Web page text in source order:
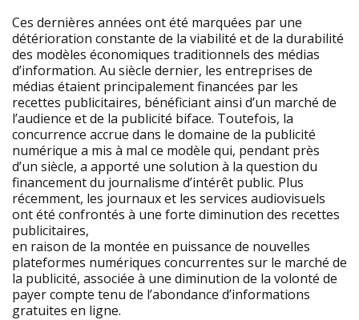
Ces dernières années ont été marquées par une
détérioration constante de la viabilité et de la durabilité
des modèles économiques traditionnels des médias
d’information. Au siècle dernier, les entreprises de
médias étaient principalement financées par les
recettes publicitaires, bénéficiant ainsi d’un marché de
l’audience et de la publicité biface. Toutefois, la
concurrence accrue dans le domaine de la publicité
numérique a mis à mal ce modèle qui, pendant près
d’un siècle, a apporté une solution à la question du
financement du journalisme d’intérêt public. Plus
récemment, les journaux et les services audiovisuels
ont été confrontés à une forte diminution des recettes
publicitaires,
en raison de la montée en puissance de nouvelles
plateformes numériques concurrentes sur le marché de
la publicité, associée à une diminution de la volonté de
payer compte tenu de l’abondance d’informations
gratuites en ligne.